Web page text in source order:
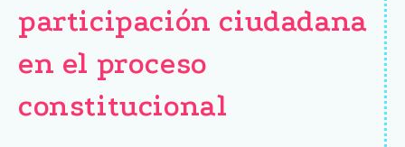
participación ciudadana
en el proceso
constitucional